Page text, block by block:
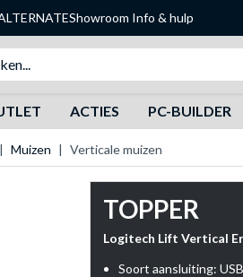
Showroom Info & hulp
ACTIES PC-BUILDER
Muizen Verticale muizen
TOPPER
Logitech Lift Vertical
Soort aansluiting: